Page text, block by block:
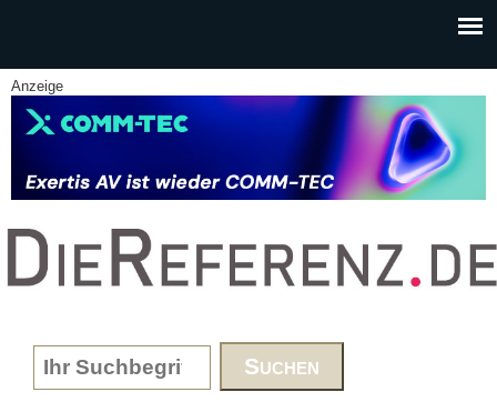
Anzeige
www.DieReferenz.de
Search form